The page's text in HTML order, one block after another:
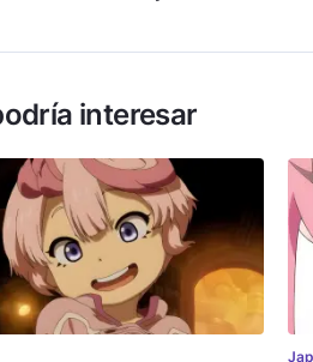
interesar